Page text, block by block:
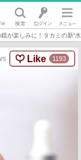
鏡が楽しみに！タカミの新“
Like 1193